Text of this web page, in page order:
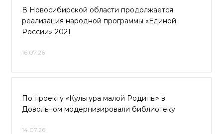
В Новосибирской области продолжается
реализация народной программы «Единой
России»-2021
16.07.26
По проекту «Культура малой Родины» в
Довольном модернизировали библиотеку
14.07.26